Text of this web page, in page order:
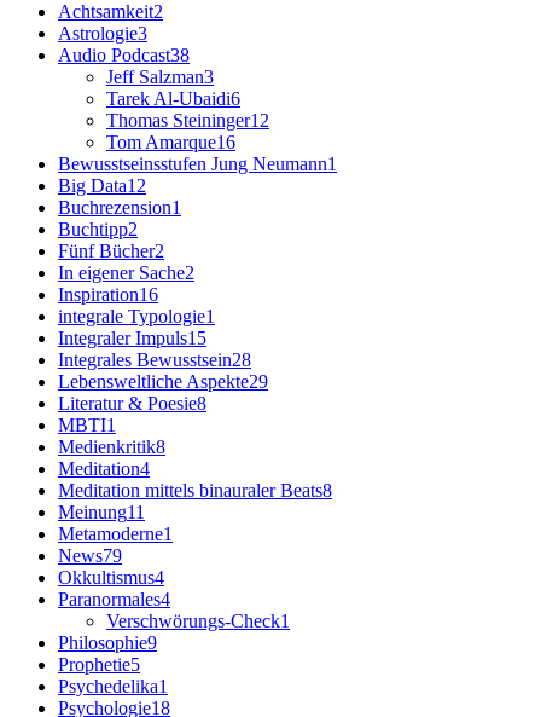
Achtsamkeit2
Astrologie3
Audio Podcast38
Jeff Salzman3
Tarek Al-Ubaidi6
Thomas Steininger12
Tom Amarque16
Bewusstseinsstufen Jung Neumann1
Big Data12
Buchrezension1
Buchtipp2
Fünf Bücher2
In eigener Sache2
Inspiration16
integrale Typologie1
Integraler Impuls15
Integrales Bewusstsein28
Lebensweltliche Aspekte29
Literatur & Poesie8
MBTI1
Medienkritik8
Meditation4
Meditation mittels binauraler Beats8
Meinung11
Metamoderne1
News79
Okkultismus4
Paranormales4
Verschwörungs-Check1
Philosophie9
Prophetie5
Psychedelika1
Psychologie18